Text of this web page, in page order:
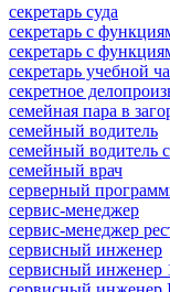
секретарь суда
секретарь с
секретарь с
секретарь учебной
секретное
семейная пара в
семейный водитель
семейный водитель
семейный врач
серверный
сервис-менеджер
сервис-менеджер
сервисный инженер
сервисный инженер